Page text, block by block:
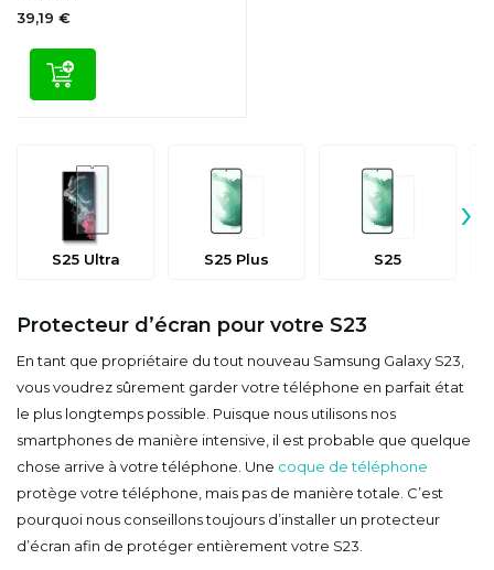
39,19 €
S25 Ultra S25 Plus S25
›
Protecteur d’écran pour votre S23
En tant que propriétaire du tout nouveau Samsung Galaxy S23,
vous voudrez sûrement garder votre téléphone en parfait état
le plus longtemps possible. Puisque nous utilisons nos
smartphones de manière intensive, il est probable que quelque
chose arrive à votre téléphone. Une coque de téléphone
protège votre téléphone, mais pas de manière totale. C’est
pourquoi nous conseillons toujours d’installer un protecteur
d’écran afin de protéger entièrement votre S23.